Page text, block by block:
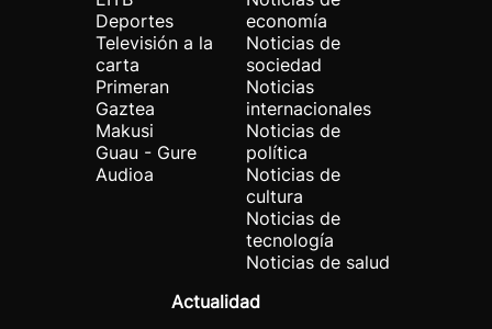
Deportes
Televisión a la
carta
Primeran
Gaztea
Makusi
Guau - Gure
Audioa
economía
Noticias de
sociedad
Noticias
internacionales
Noticias de
política
Noticias de
cultura
Noticias de
tecnología
Noticias de salud
Actualidad